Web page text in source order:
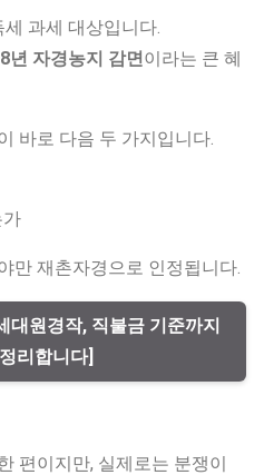
과세 대상입니다.
8년 자경농지 감면이라는 큰 혜
바로 다음 두 가지입니다.
만 재촌자경으로 인정됩니다.
대원경작, 직불금 기준까지
리합니다]
편이지만, 실제로는 분쟁이